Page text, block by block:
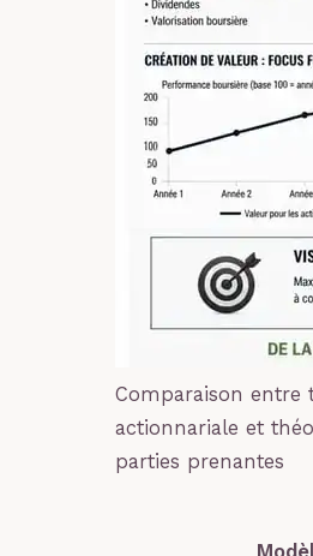
Comparaison entre
actionnariale et
parties prenantes